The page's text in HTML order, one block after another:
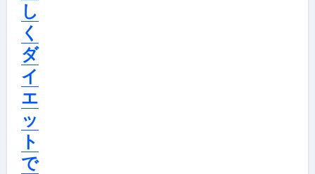
し
く
ダ
イ
エ
ッ
ト
で